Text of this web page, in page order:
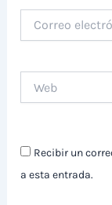
electrónico
Recibir un
a esta entrada.